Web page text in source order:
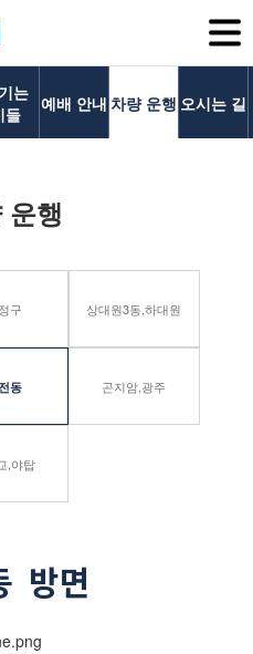
는
들
예배 안내 차량 운행 오시는 길
운행
구 상대원3동,하대원
동 곤지암,광주
,야탑
방면